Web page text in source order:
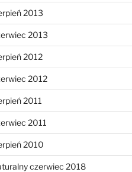
2013
2013
2012
2012
2011
2011
2010
czerwiec 2018